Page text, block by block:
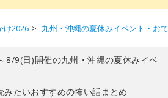
け2026 九州・沖縄の夏休みイベント・お
8/9(日)開催の九州・沖縄の夏休みイベ
みたいおすすめの怖い話まとめ